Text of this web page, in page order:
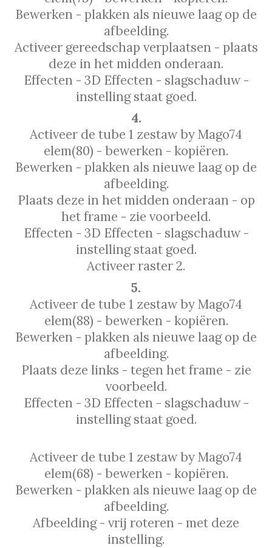
Bewerken - plakken als nieuwe laag op de
afbeelding.
Activeer gereedschap verplaatsen - plaats
deze in het midden onderaan.
Effecten - 3D Effecten - slagschaduw -
instelling staat goed.
4.
Activeer de tube 1 zestaw by Mago74
elem(80) - bewerken - kopiëren.
Bewerken - plakken als nieuwe laag op de
afbeelding.
Plaats deze in het midden onderaan - op
het frame - zie voorbeeld.
Effecten - 3D Effecten - slagschaduw -
instelling staat goed.
Activeer raster 2.
5.
Activeer de tube 1 zestaw by Mago74
elem(88) - bewerken - kopiëren.
Bewerken - plakken als nieuwe laag op de
afbeelding.
Plaats deze links - tegen het frame - zie
voorbeeld.
Effecten - 3D Effecten - slagschaduw -
instelling staat goed.
Activeer de tube 1 zestaw by Mago74
elem(68) - bewerken - kopiëren.
Bewerken - plakken als nieuwe laag op de
afbeelding.
Afbeelding - vrij roteren - met deze
instelling.